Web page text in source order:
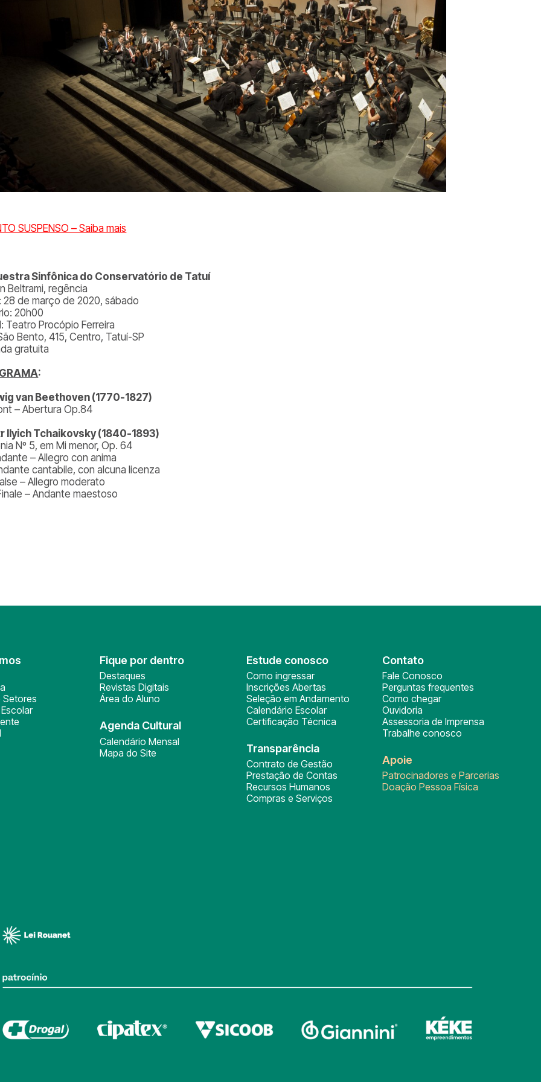
SUSPENSO – Saiba mais
Sinfônica do Conservatório de Tatuí
Beltrami, regência
28 de março de 2020, sábado
20h00
Teatro Procópio Ferreira
Bento, 415, Centro, Tatuí-SP
gratuita
:
van Beethoven (1770-1827)
– Abertura Op.84
Ilyich Tchaikovsky (1840-1893)
Nº 5, em Mi menor, Op. 64
– Allegro con anima
cantabile, con alcuna licenza
– Allegro moderato
– Andante maestoso
Setores
Fique por dentro
Destaques
Revistas Digitais
Área do Aluno
Agenda Cultural
Calendário Mensal
Mapa do Site
Estude conosco
Como ingressar
Inscrições Abertas
Seleção em Andamento
Calendário Escolar
Certificação Técnica
Transparência
Contrato de Gestão
Prestação de Contas
Recursos Humanos
Compras e Serviços
Contato
Fale Conosco
Perguntas frequentes
Como chegar
Ouvidoria
Assessoria de Imprensa
Trabalhe conosco
Apoie
Patrocinadores e Parcerias
Doação Pessoa Física